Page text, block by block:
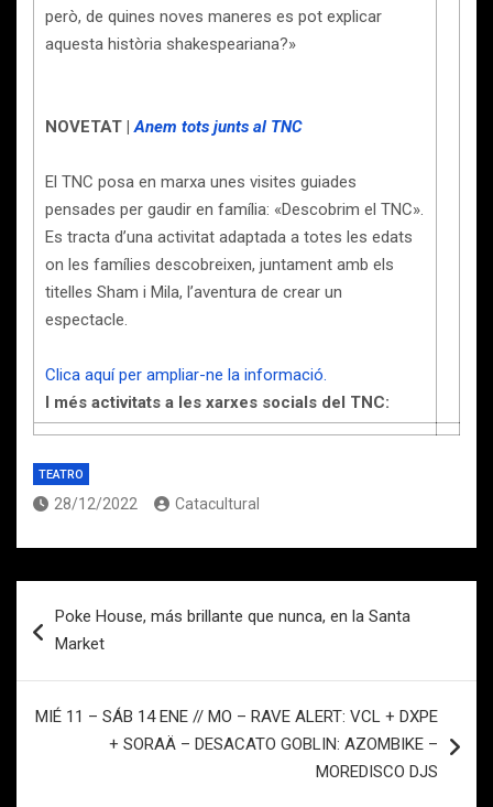
però, de quines noves maneres es pot explicar
aquesta història shakespeariana?»
NOVETAT |Anem tots junts al TNC
El TNC posa en marxa unes visites guiades
pensades per gaudir en família: «Descobrim el TNC».
Es tracta d’una activitat adaptada a totes les edats
on les famílies descobreixen, juntament amb els
titelles Sham i Mila, l’aventura de crear un
espectacle.
Clica aquí per ampliar-ne la informació.
I més activitats a les xarxes socials del TNC:
TEATRO
28/12/2022 Catacultural
de
Poke House, más brillante que nunca, en la Santa
Market
MIÉ 11 – SÁB 14 ENE // MO – RAVE ALERT: VCL + DXPE
+ SORAÄ – DESACATO GOBLIN: AZOMBIKE –
MOREDISCO DJS